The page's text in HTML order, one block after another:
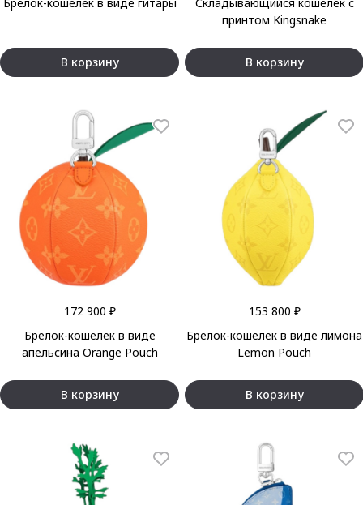
В корзину
принтом Kingsnake
В корзину
172 900 ₽
Брелок-кошелек в виде
апельсина Orange Pouch
В корзину
153 800 ₽
Брелок-кошелек в виде лимона
Lemon Pouch
В корзину